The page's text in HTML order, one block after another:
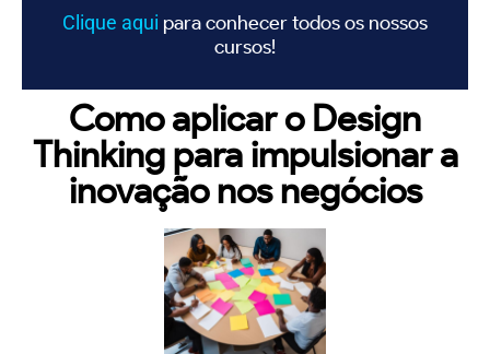
Clique aqui para conhecer todos os nossos
cursos!
Como aplicar o Design
Thinking para impulsionar a
inovação nos negócios